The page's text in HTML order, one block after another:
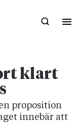
klart
proposition
innebär att